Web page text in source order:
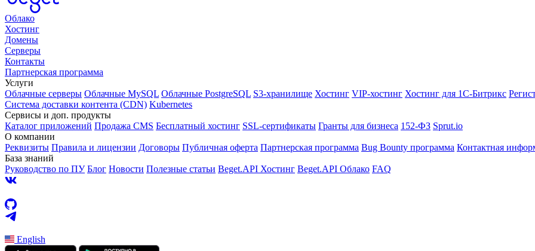
Облако
Хостинг
Домены
Серверы
Контакты
Партнерская программа
Услуги
Облачные серверы Облачные MySQL Облачные PostgreSQL S3-хранилище Хостинг VIP-хостинг Хостинг для 1C-Битрикс
Система доставки контента (CDN) Kubernetes
Cервисы и доп. продукты
Каталог приложений Продажа CMS Бесплатный хостинг SSL-сертификаты Гранты для бизнеса 152-ФЗ Sprut.io
О компании
Реквизиты Правила и лицензии Договоры Публичная оферта Партнерская программа Bug Bounty программа Контактная
База знаний
Руководство по ПУ Блог Новости Полезные статьи Beget.API Хостинг Beget.API Облако FAQ
English